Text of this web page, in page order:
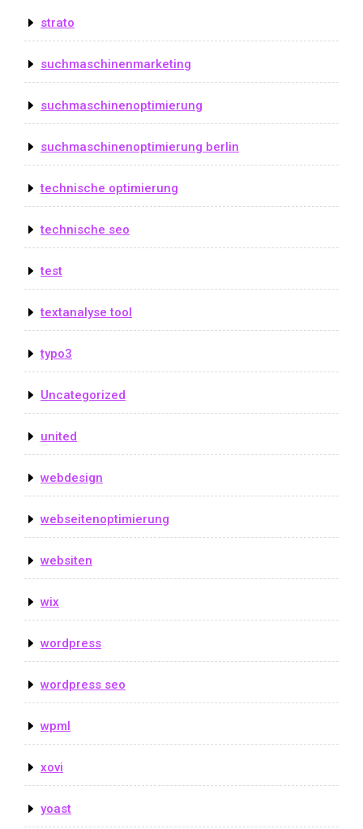
strato
suchmaschinenmarketing
suchmaschinenoptimierung
suchmaschinenoptimierung berlin
technische optimierung
technische seo
test
textanalyse tool
typo3
Uncategorized
united
webdesign
webseitenoptimierung
websiten
wix
wordpress
wordpress seo
wpml
xovi
yoast